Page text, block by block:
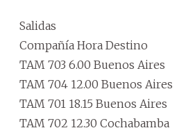
Salidas
Compañía Hora Destino
TAM 703 6.00 Buenos Aires
TAM 704 12.00 Buenos Aires
TAM 701 18.15 Buenos Aires
TAM 702 12.30 Cochabamba